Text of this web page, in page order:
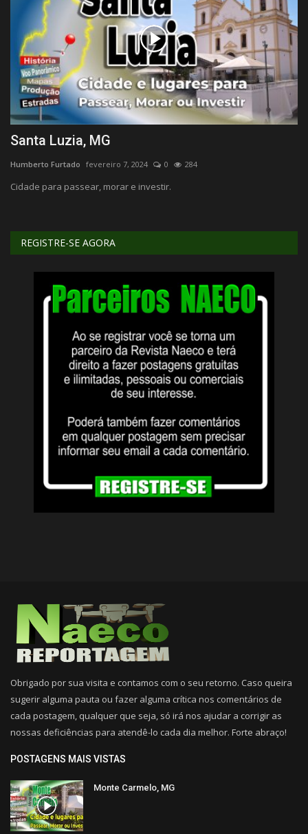
Santa Luzia, MG
Humberto Furtado fevereiro 7, 2024 0 284
Cidade para passear, morar e investir.
REGISTRE-SE AGORA
Obrigado por sua visita e contamos com o seu retorno. Caso queira
sugerir alguma pauta ou fazer alguma crítica nos comentários de
cada postagem, qualquer que seja, só irá nos ajudar a corrigir as
nossas deficiências para atendê-lo cada dia melhor. Forte abraço!
POSTAGENS MAIS VISTAS
Monte Carmelo, MG